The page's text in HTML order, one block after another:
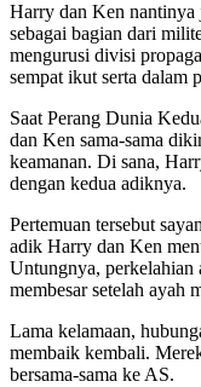
Harry dan Ken nantinya
sebagai bagian dari
mengurusi divisi
sempat ikut serta dalam
Saat Perang Dunia
dan Ken sama-sama
keamanan. Di sana,
dengan kedua adiknya.
Pertemuan tersebut
adik Harry dan Ken
Untungnya, perkelahian
membesar setelah ayah
Lama kelamaan,
membaik kembali.
bersama-sama ke AS.